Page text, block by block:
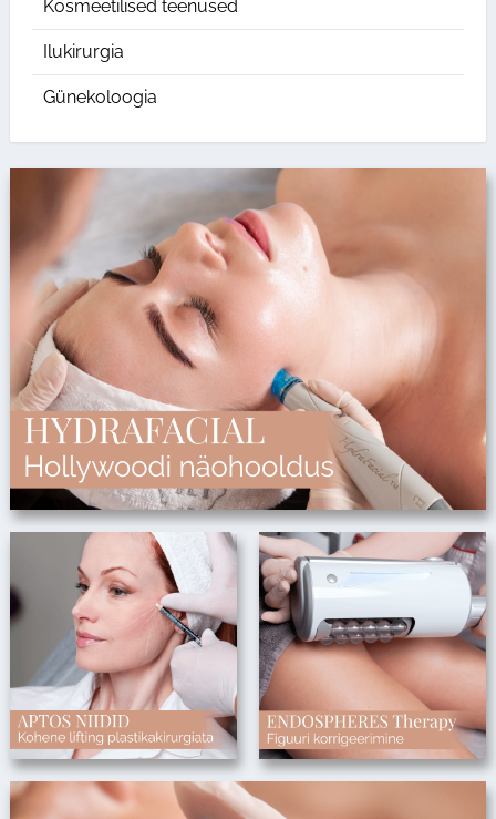
Kosmeetilised teenused
Ilukirurgia
Günekoloogia